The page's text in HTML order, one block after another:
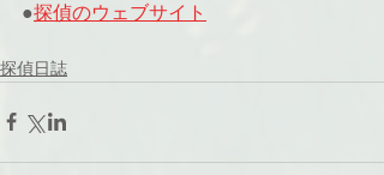
●探偵のウェブサイト
探偵日誌